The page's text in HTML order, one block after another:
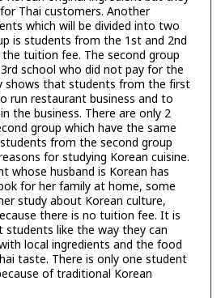
Thai customers. Another
which will be divided into two
is students from the 1st and 2nd
tuition fee. The second group
school who did not pay for the
shows that students from the first
run restaurant business and to
the business. There are only 2
group which have the same
from the second group
for studying Korean cuisine.
whose husband is Korean has
for her family at home, some
study about Korean culture,
there is no tuition fee. It is
like the way they can
local ingredients and the food
taste. There is only one student
of traditional Korean